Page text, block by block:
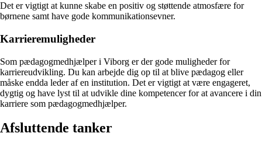
Det er vigtigt at kunne skabe en positiv og støttende atmosfære for
børnene samt have gode kommunikationsevner.
Karrieremuligheder
Som pædagogmedhjælper i Viborg er der gode muligheder for
karriereudvikling. Du kan arbejde dig op til at blive pædagog eller
måske endda leder af en institution. Det er vigtigt at være engageret,
dygtig og have lyst til at udvikle dine kompetencer for at avancere i din
karriere som pædagogmedhjælper.
Afsluttende tanker